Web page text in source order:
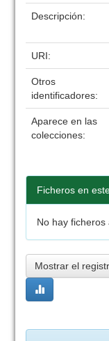
Descripción:
URI:
Otros
identificadores:
Aparece en las
colecciones:
Ficheros en
No hay ficheros
Mostrar el